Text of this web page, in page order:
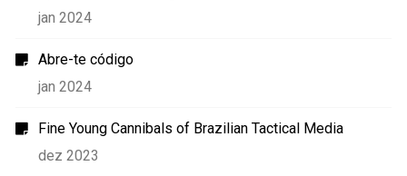
jan 2024
Abre-te código
jan 2024
Fine Young Cannibals of Brazilian Tactical Media
dez 2023